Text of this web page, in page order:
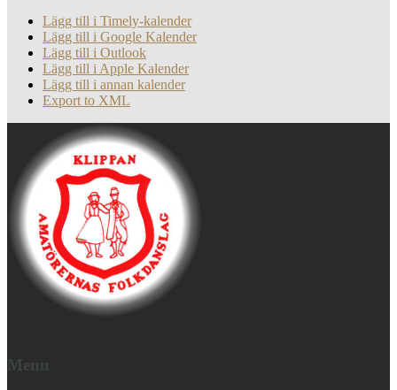
Lägg till i Timely-kalender
Lägg till i Google Kalender
Lägg till i Outlook
Lägg till i Apple Kalender
Lägg till i annan kalender
Export to XML
Menu